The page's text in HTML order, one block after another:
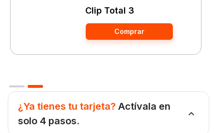
Clip Total 3
Comprar
¿Ya tienes tu tarjeta? Actívala en
solo 4 pasos.